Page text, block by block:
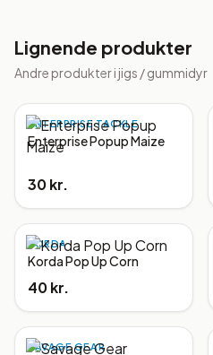
Lignende produkter
Andre produkter i jigs / gummidyr
ENTERPRISE TACKLE
Enterprise Popup Maize
30 kr.
KORDA
Korda Pop Up Corn
40 kr.
SAVAGE GEAR